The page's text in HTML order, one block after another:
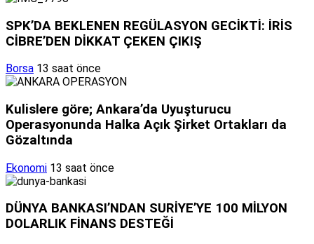
SPK’DA BEKLENEN REGÜLASYON GECİKTİ: İRİS
CİBRE’DEN DİKKAT ÇEKEN ÇIKIŞ
Borsa 13 saat önce
Kulislere göre; Ankara’da Uyuşturucu
Operasyonunda Halka Açık Şirket Ortakları da
Gözaltında
Ekonomi 13 saat önce
DÜNYA BANKASI’NDAN SURİYE’YE 100 MİLYON
DOLARLIK FİNANS DESTEĞİ